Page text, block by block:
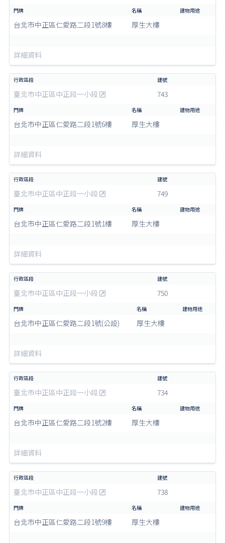
台北市中正區仁愛路二段1號8樓 厚生大樓
詳細資料
臺北市中正區中正段一小段 743
台北市中正區仁愛路二段1號6樓 厚生大樓
詳細資料
臺北市中正區中正段一小段 749
台北市中正區仁愛路二段1號1樓 厚生大樓
詳細資料
臺北市中正區中正段一小段 750
台北市中正區仁愛路二段1號(公設) 厚生大樓
詳細資料
臺北市中正區中正段一小段 734
台北市中正區仁愛路二段1號2樓 厚生大樓
詳細資料
臺北市中正區中正段一小段 738
台北市中正區仁愛路二段1號9樓 厚生大樓